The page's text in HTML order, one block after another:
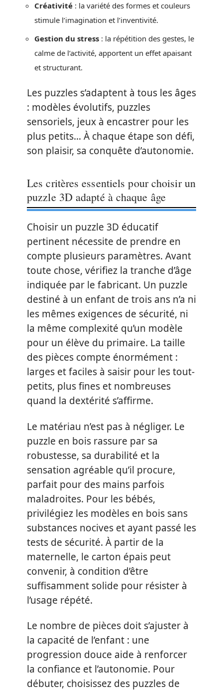
Créativité : la variété des formes et couleurs
stimule l’imagination et l’inventivité.
Gestion du stress : la répétition des gestes, le
calme de l’activité, apportent un effet apaisant
et structurant.
Les puzzles s’adaptent à tous les âges
: modèles évolutifs, puzzles
sensoriels, jeux à encastrer pour les
plus petits… À chaque étape son défi,
son plaisir, sa conquête d’autonomie.
Les critères essentiels pour choisir un
puzzle 3D adapté à chaque âge
Choisir un puzzle 3D éducatif
pertinent nécessite de prendre en
compte plusieurs paramètres. Avant
toute chose, vérifiez la tranche d’âge
indiquée par le fabricant. Un puzzle
destiné à un enfant de trois ans n’a ni
les mêmes exigences de sécurité, ni
la même complexité qu’un modèle
pour un élève du primaire. La taille
des pièces compte énormément :
larges et faciles à saisir pour les tout-
petits, plus fines et nombreuses
quand la dextérité s’affirme.
Le matériau n’est pas à négliger. Le
puzzle en bois rassure par sa
robustesse, sa durabilité et la
sensation agréable qu’il procure,
parfait pour des mains parfois
maladroites. Pour les bébés,
privilégiez les modèles en bois sans
substances nocives et ayant passé les
tests de sécurité. À partir de la
maternelle, le carton épais peut
convenir, à condition d’être
suffisamment solide pour résister à
l’usage répété.
Le nombre de pièces doit s’ajuster à
la capacité de l’enfant : une
progression douce aide à renforcer
la confiance et l’autonomie. Pour
débuter, choisissez des puzzles de